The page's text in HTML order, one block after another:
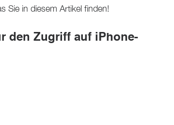
Sie in diesem Artikel finden!
den Zugriff auf iPhone-